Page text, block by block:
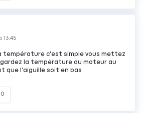
13:45
température c'est simple vous mettez
la température du moteur au
que l'aiguille soit en bas
0